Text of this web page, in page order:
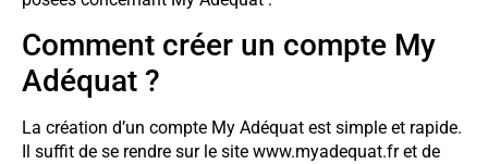
Comment créer un compte My
Adéquat ?
La création d’un compte My Adéquat est simple et rapide.
Il suffit de se rendre sur le site www.myadequat.fr et de